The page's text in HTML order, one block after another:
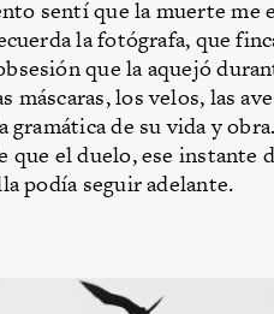
sentí que la muerte me
la fotógrafa, que
que la aquejó
máscaras, los velos, las
de su vida y
que el duelo, ese instante
podía seguir adelante.